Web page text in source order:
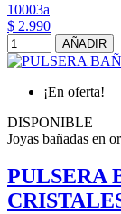
10003a
$ 2.990
AÑADIR
¡En oferta!
DISPONIBLE
Joyas bañadas en
PULSERA